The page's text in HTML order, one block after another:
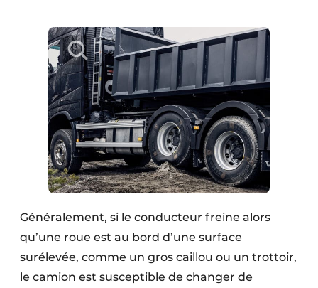
Généralement, si le conducteur freine alors
qu’une roue est au bord d’une surface
surélevée, comme un gros caillou ou un trottoir,
le camion est susceptible de changer de